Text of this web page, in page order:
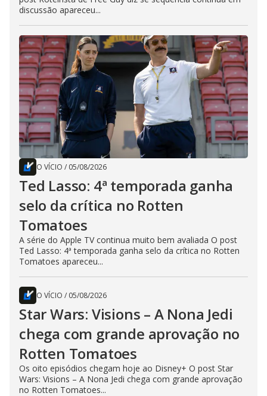
discussão apareceu...
O VÍCIO / 05/08/2026
Ted Lasso: 4ª temporada ganha
selo da crítica no Rotten
Tomatoes
A série do Apple TV continua muito bem avaliada O post
Ted Lasso: 4ª temporada ganha selo da crítica no Rotten
Tomatoes apareceu...
O VÍCIO / 05/08/2026
Star Wars: Visions – A Nona Jedi
chega com grande aprovação no
Rotten Tomatoes
Os oito episódios chegam hoje ao Disney+ O post Star
Wars: Visions – A Nona Jedi chega com grande aprovação
no Rotten Tomatoes...